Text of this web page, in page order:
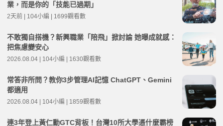
業，而是你的「技能已過期」
2天前 | 104小編 | 1699觀看數
不敢獨自搭機？新興職業「陪飛」掀討論 她曝成就感：
把焦慮變安心
2026.08.04 | 104小編 | 1630觀看數
常答非所問？教你3步管理AI記憶 ChatGPT、Gemini
都適用
2026.08.04 | 104小編 | 1859觀看數
連3年登上黃仁勳GTC背板！台灣10所大學憑什麼霸榜